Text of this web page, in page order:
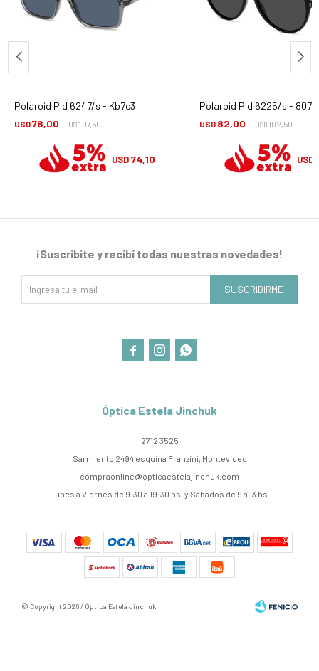
Polaroid Pld 6247/s - Kb7c3
USD78,00 USD97,50
USD74,10
Polaroid Pld 6225/s -
USD 82,00 USD102,50
USD
Óptica Estela Jinchuk
2712 3525
Sarmiento 2494 esquina Franzini, Montevideo
compraonline@opticaestelajinchuk.com
Lunes a Viernes de 9:30 a 19:30 hs. y Sábados de 9 a 13 hs.
¡Suscribite y recibí todas nuestras novedades!
SUSCRIBIRME
  
© Copyright 2026 / Óptica Estela Jinchuk